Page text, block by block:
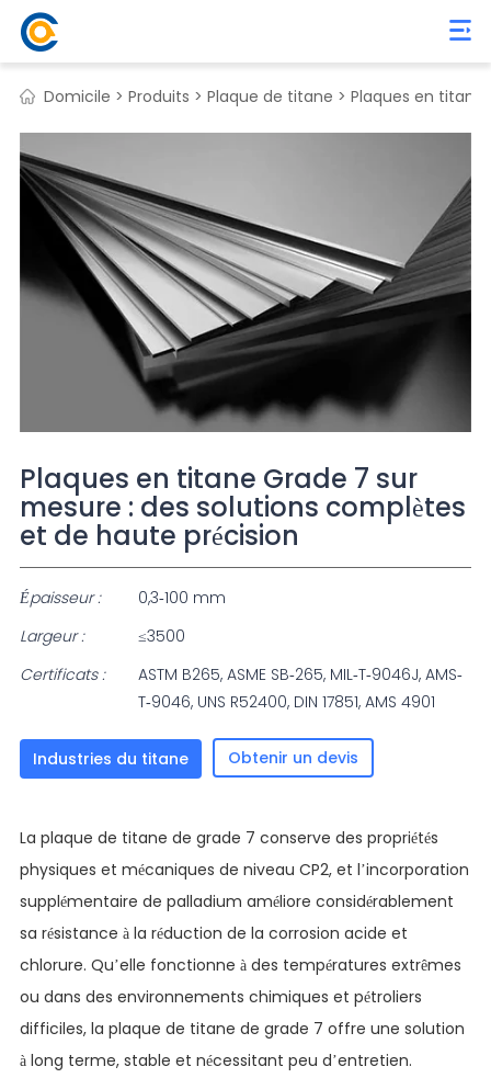
Domicile > Produits > Plaque de titane > Plaques en titane
Plaques en titane Grade 7 sur
mesure : des solutions complètes
et de haute précision
Épaisseur :
0,3-100 mm
Largeur :
≤3500
Certificats :
ASTM B265, ASME SB-265, MIL-T-9046J, AMS-
T-9046, UNS R52400, DIN 17851, AMS 4901
Industries du titane Obtenir un devis
La plaque de titane de grade 7 conserve des propriétés
physiques et mécaniques de niveau CP2, et l’incorporation
supplémentaire de palladium améliore considérablement
sa résistance à la réduction de la corrosion acide et
chlorure. Qu’elle fonctionne à des températures extrêmes
ou dans des environnements chimiques et pétroliers
difficiles, la plaque de titane de grade 7 offre une solution
à long terme, stable et nécessitant peu d’entretien.